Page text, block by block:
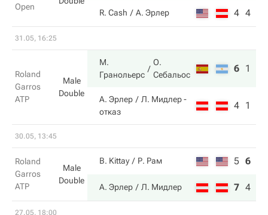
Open
R. Cash А. Эрлер 4 4
31.05, 16:25
Roland
Garros
ATP
Male
Double
М.
Гранольерс
О.
Себальос
6 1
А. Эрлер Л. Мидлер-
отказ
4 1
30.05, 13:45
Roland
Garros
ATP
Male
Double
B. Kittay Р. Рам 5 6
А. Эрлер Л. Мидлер 7 4
27.05, 18:00